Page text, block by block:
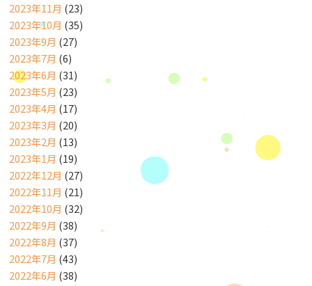
2023年11月 (23)
2023年10月 (35)
2023年9月 (27)
2023年7月 (6)
2023年6月 (31)
2023年5月 (23)
2023年4月 (17)
2023年3月 (20)
2023年2月 (13)
2023年1月 (19)
2022年12月 (27)
2022年11月 (21)
2022年10月 (32)
2022年9月 (38)
2022年8月 (37)
2022年7月 (43)
2022年6月 (38)